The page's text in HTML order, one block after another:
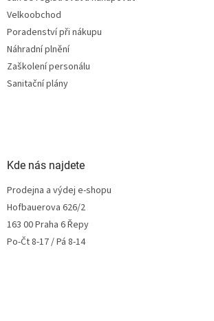
Velkoobchod
Poradenství při nákupu
Náhradní plnění
Zaškolení personálu
Sanitační plány
Kde nás najdete
Prodejna a výdej e-shopu
Hofbauerova 626/2
163 00 Praha 6 Řepy
Po-Čt 8-17 / Pá 8-14